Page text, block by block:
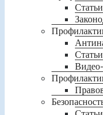
Статьи